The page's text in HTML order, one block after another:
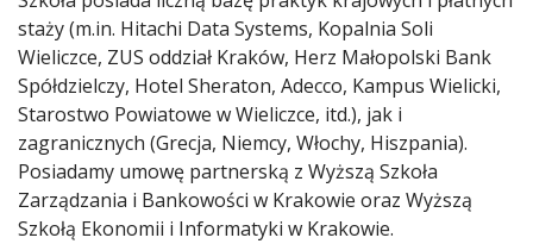
staży (m.in. Hitachi Data Systems, Kopalnia Soli
Wieliczce, ZUS oddział Kraków, Herz Małopolski Bank
Spółdzielczy, Hotel Sheraton, Adecco, Kampus Wielicki,
Starostwo Powiatowe w Wieliczce, itd.), jak i
zagranicznych (Grecja, Niemcy, Włochy, Hiszpania).
Posiadamy umowę partnerską z Wyższą Szkoła
Zarządzania i Bankowości w Krakowie oraz Wyższą
Szkołą Ekonomii i Informatyki w Krakowie.